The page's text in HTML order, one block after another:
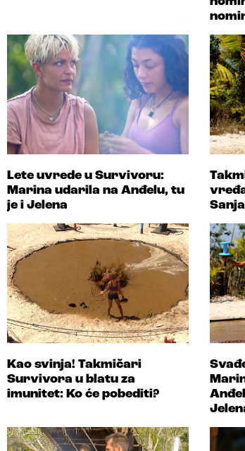
Lete uvrede u Survivoru:
Marina udarila na Anđelu, tu
je i Jelena
Kao svinja! Takmičari
Survivora u blatu za
imunitet: Ko će pobediti?